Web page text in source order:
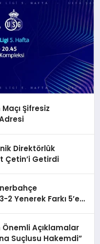
Şifresiz
Direktörlük
Çetin’i Getirdi
2 Yenerek Farkı 5’e
Önemli Açıklamalar
Suçlusu Hakemdi”